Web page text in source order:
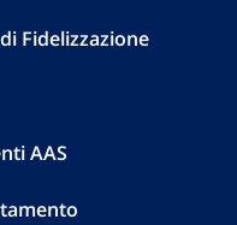
Fidelizzazione
AAS